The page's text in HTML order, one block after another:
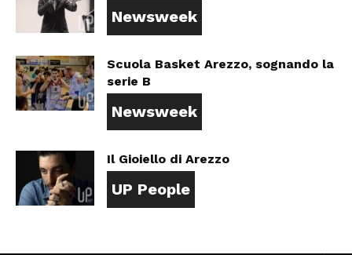
Newsweek
Scuola Basket Arezzo, sognando la
serie B
Newsweek
Il Gioiello di Arezzo
UP People